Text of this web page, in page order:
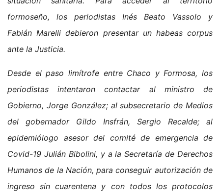
formoseño, los periodistas Inés Beato Vassolo y
Fabián Marelli debieron presentar un habeas corpus
ante la Justicia.
Desde el paso limítrofe entre Chaco y Formosa, los
periodistas intentaron contactar al ministro de
Gobierno, Jorge González; al subsecretario de Medios
del gobernador Gildo Insfrán, Sergio Recalde; al
epidemiólogo asesor del comité de emergencia de
Covid-19 Julián Bibolini, y a la Secretaría de Derechos
Humanos de la Nación, para conseguir autorización de
ingreso sin cuarentena y con todos los protocolos